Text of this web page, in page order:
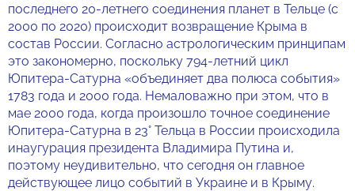
последнего 20-летнего соединения планет в Тельце (с
2000 по 2020) происходит возвращение Крыма в
состав России. Согласно астрологическим принципам
это закономерно, поскольку 794-летний цикл
Юпитера-Сатурна «объединяет два полюса события»
1783 года и 2000 года. Немаловажно при этом, что в
мае 2000 года, когда произошло точное соединение
Юпитера-Сатурна в 23° Тельца в России происходила
инаугурация президента Владимира Путина и,
поэтому неудивительно, что сегодня он главное
действующее лицо событий в Украине и в Крыму.